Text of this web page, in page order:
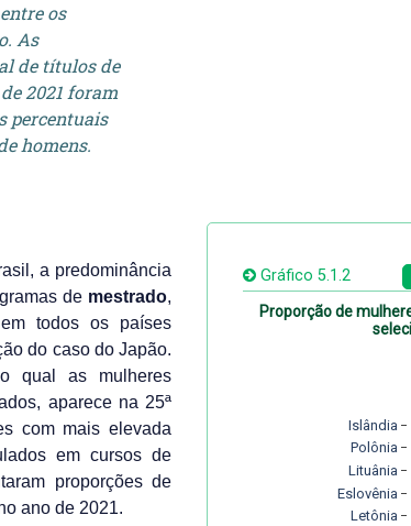
os
As
de títulos de
2021 foram
percentuais
homens.
a predominância
de mestrado,
todos os países
do caso do Japão.
qual as mulheres
aparece na 25ª
com mais elevada
em cursos de
proporções de
ano de 2021.
Gráfico 5.1.2
Proporção de
Letônia
Eslovênia
Lituânia
Polônia
Islândia